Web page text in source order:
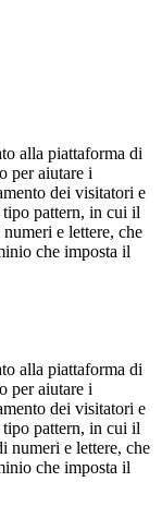
alla piattaforma di
per aiutare i
dei visitatori e
pattern, in cui il
e lettere, che
che imposta il
alla piattaforma di
per aiutare i
dei visitatori e
pattern, in cui il
numeri e lettere, che
che imposta il